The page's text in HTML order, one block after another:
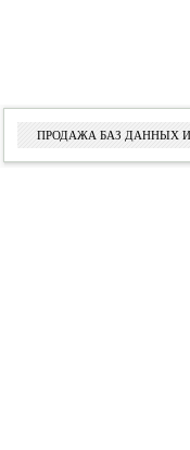
ПРОДАЖА БАЗ ДАННЫХ И